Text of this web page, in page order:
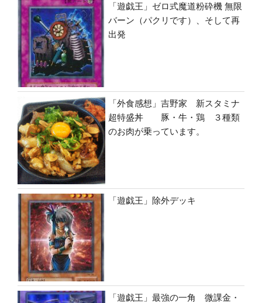
「遊戯王」ゼロ式魔道粉砕機 無限
バーン（パクリです）、そして再
出発
「外食感想」吉野家 新スタミナ
超特盛丼 豚・牛・鶏 ３種類
のお肉が乗っています。
「遊戯王」除外デッキ
「遊戯王」最強の一角 微課金・